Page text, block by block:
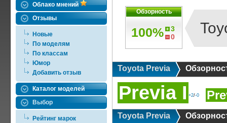
Облако мнений
Отзывы
Новые
По моделям
По классам
Юмор
Добавить отзыв
Каталог моделей
Выбор
Рейтинг марок
Обзорность
100%
3
0
Toyota Previa
Previa I +2/-0
Toyota Previa